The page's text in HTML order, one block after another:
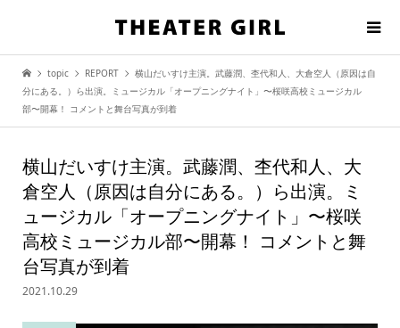
topic REPORT
横山だいすけ主演。武藤潤、杢代和人、大倉空人（原因は自
分にある。）ら出演。ミュージカル「オープニングナイト」〜桜咲高校ミュージカル
部〜開幕！ コメントと舞台写真が到着
横山だいすけ主演。武藤潤、杢代和人、大
倉空人（原因は自分にある。）ら出演。ミ
ュージカル「オープニングナイト」〜桜咲
高校ミュージカル部〜開幕！ コメントと舞
台写真が到着
2021.10.29